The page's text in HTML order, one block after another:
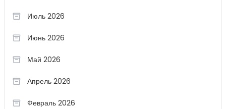
Июль 2026
Июнь 2026
Май 2026
Апрель 2026
Февраль 2026